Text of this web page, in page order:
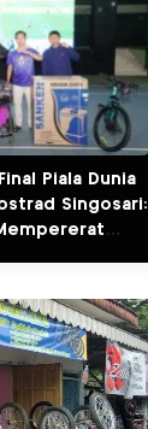
Piala Dunia
Singosari: